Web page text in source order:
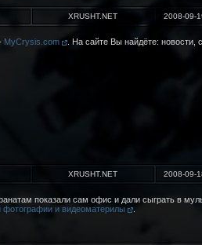
XRUSHT.NET 2008-09-
MyCrysis.com
. На сайте Вы найдёте: новости,
XRUSHT.NET 2008-09-
показали сам офис и дали сыграть в
фотографии и видеоматерилы
.